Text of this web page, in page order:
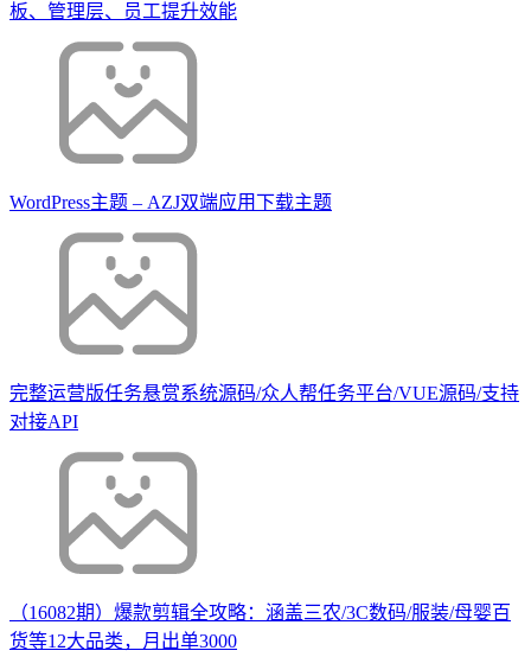
板、管理层、员工提升效能
WordPress主题 – AZJ双端应用下载主题
完整运营版任务悬赏系统源码/众人帮任务平台/VUE源码/支持
对接API
（16082期）爆款剪辑全攻略：涵盖三农/3C数码/服装/母婴百
货等12大品类，月出单3000